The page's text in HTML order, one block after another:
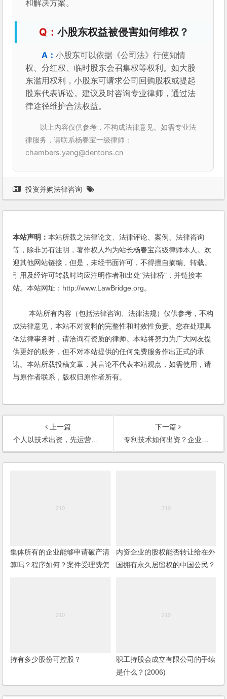
和解决方案。
小股东权益被侵害如何维权？
小股东可以依据《公司法》行使知情
权、分红权、临时股东会召集权等权利。如大股
东滥用权利，小股东可请求公司回购股权或提起
股东代表诉讼。建议及时咨询专业律师，通过法
律途径维护合法权益。
以上内容仅供参考，不构成法律意见。如需专业法
律服务，请联系杨春宝一级律师：
chambers.yang@dentons.cn
投资并购法律咨询
本站声明：本站所载之法律论文、法律评论、案例、法律咨询
等，除非另有注明，著作权人均为站长杨春宝高级律师本人。欢
迎其他网站链接，但是，未经书面许可，不得擅自摘编、转载。
引用及经许可转载时均应注明作者和出处"法律桥"，并链接本
站。本站网址：http://www.LawBridge.org。
本站所有内容（包括法律咨询、法律法规）仅供参考，不构
成法律意见，本站不对资料的完整性和时效性负责。您在处理具
体法律事务时，请洽询有资质的律师。本站将努力为广大网友提
供更好的服务，但不对本站提供的任何免费服务作出正式的承
诺。本站所载投稿文章，其言论不代表本站观点，如需使用，请
与原作者联系，版权归原作者所有。
上一篇
个人以技术出资，先运营一段时间后再登记注册公司，如何保障权益？
下一篇
专利技术如何出资？企业清算时，对出资的专利如何处置？
集体所有的企业能够申请破产清
算吗？程序如何？案件受理费怎
内资企业的股权能否转让给在外
国拥有永久居留权的中国公民？
持有多少股份可控股？
职工持股会成立有限公司的手续
是什么？(2006)